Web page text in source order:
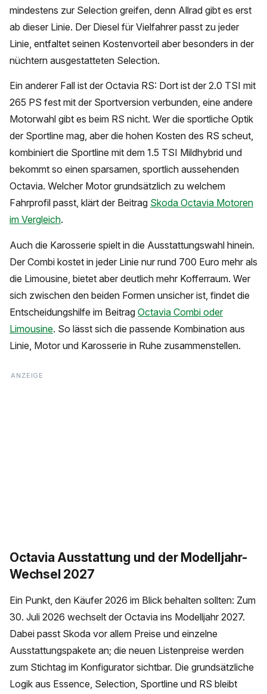
mindestens zur Selection greifen, denn Allrad gibt es erst
ab dieser Linie. Der Diesel für Vielfahrer passt zu jeder
Linie, entfaltet seinen Kostenvorteil aber besonders in der
nüchtern ausgestatteten Selection.
Ein anderer Fall ist der Octavia RS: Dort ist der 2.0 TSI mit
265 PS fest mit der Sportversion verbunden, eine andere
Motorwahl gibt es beim RS nicht. Wer die sportliche Optik
der Sportline mag, aber die hohen Kosten des RS scheut,
kombiniert die Sportline mit dem 1.5 TSI Mildhybrid und
bekommt so einen sparsamen, sportlich aussehenden
Octavia. Welcher Motor grundsätzlich zu welchem
Fahrprofil passt, klärt der Beitrag Skoda Octavia Motoren
im Vergleich.
Auch die Karosserie spielt in die Ausstattungswahl hinein.
Der Combi kostet in jeder Linie nur rund 700 Euro mehr als
die Limousine, bietet aber deutlich mehr Kofferraum. Wer
sich zwischen den beiden Formen unsicher ist, findet die
Entscheidungshilfe im Beitrag Octavia Combi oder
Limousine. So lässt sich die passende Kombination aus
Linie, Motor und Karosserie in Ruhe zusammenstellen.
Octavia Ausstattung und der Modelljahr-
Wechsel 2027
Ein Punkt, den Käufer 2026 im Blick behalten sollten: Zum
30. Juli 2026 wechselt der Octavia ins Modelljahr 2027.
Dabei passt Skoda vor allem Preise und einzelne
Ausstattungspakete an; die neuen Listenpreise werden
zum Stichtag im Konfigurator sichtbar. Die grundsätzliche
Logik aus Essence, Selection, Sportline und RS bleibt